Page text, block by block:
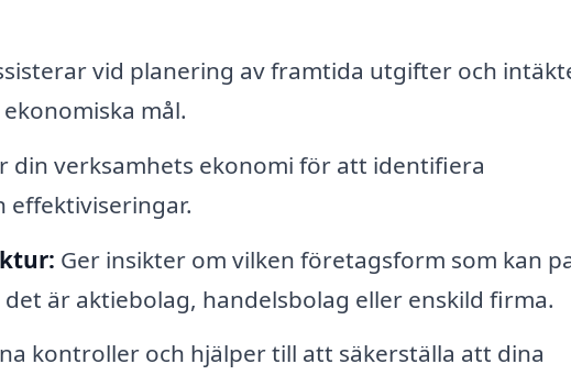
vid planering av framtida utgifter och
mål.
din verksamhets ekonomi för att identifiera
Ger insikter om vilken företagsform som kan
är aktiebolag, handelsbolag eller enskild firma.
kontroller och hjälper till att säkerställa att dina